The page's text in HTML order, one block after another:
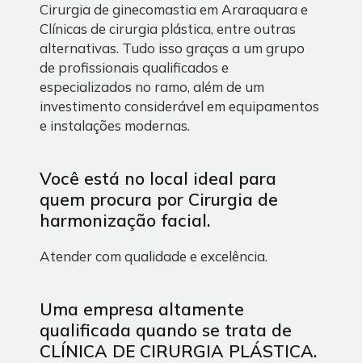
Cirurgia de ginecomastia em Araraquara e
Clínicas de cirurgia plástica, entre outras
alternativas. Tudo isso graças a um grupo
de profissionais qualificados e
especializados no ramo, além de um
investimento considerável em equipamentos
e instalações modernas.
Você está no local ideal para
quem procura por Cirurgia de
harmonização facial.
Atender com qualidade e excelência.
Uma empresa altamente
qualificada quando se trata de
CLÍNICA DE CIRURGIA PLÁSTICA.